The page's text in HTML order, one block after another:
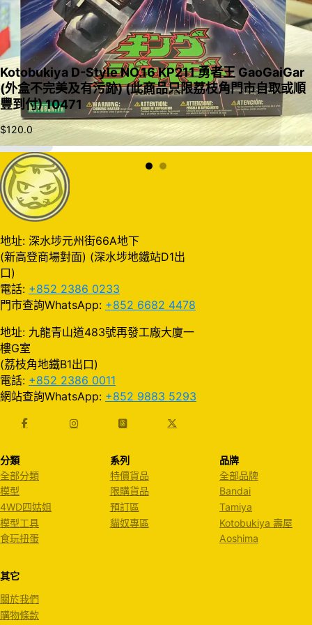
入購物車
Kotobukiya D-Style NO.16 KP211 勇者王 GaoGaiGar
(外盒不完美及有污跡) (此商品只限荔枝角門市自取或順
豐到付) 10471
$120.0
地址: 深水埗元州街66A地下
(新高登商場對面) (深水埗地鐵站D1出
口)
電話: +852 2386 0233
門市查詢WhatsApp: +852 6682 4478
地址: 九龍青山道483號再發工廠大廈一
樓G室
(荔枝角地鐵B1出口)
電話: +852 2386 0011
網站查詢WhatsApp: +852 9883 5293
分類
全部分類
模型
4WD四姑姐
模型工具
食玩扭蛋
系列
特價貨品
限購貨品
預訂區
貓奴專區
品牌
全部品牌
Bandai
Tamiya
Kotobukiya 壽屋
Aoshima
其它
關於我們
購物條款